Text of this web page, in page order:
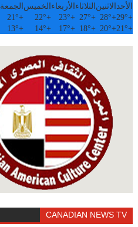
الأحدالاثنين الثلاثاء الأربعاء الخميس الجمعة
+
29°
+
28°
+
27°
+
23°
+
22°
+
21°
+
21°
+
20°
+
18°
+
17°
+
14°
+
13°
CANADIAN NEWS TV